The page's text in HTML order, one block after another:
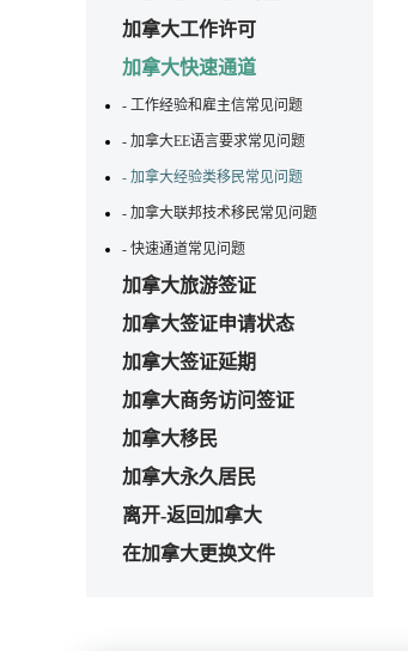
加拿大工作许可
加拿大快速通道
- 工作经验和雇主信常见问题
- 加拿大EE语言要求常见问题
- 加拿大经验类移民常见问题
- 加拿大联邦技术移民常见问题
- 快速通道常见问题
加拿大旅游签证
加拿大签证申请状态
加拿大签证延期
加拿大商务访问签证
加拿大移民
加拿大永久居民
离开-返回加拿大
在加拿大更换文件